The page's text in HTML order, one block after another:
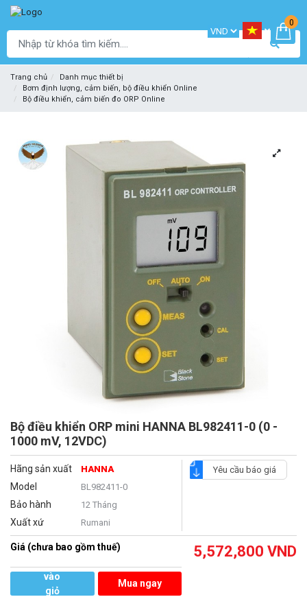
0
Trang chủ
Danh mục thiết bị
Bơm định lượng, cảm biến, bộ điều khiển Online
Bộ điều khiển, cảm biến đo ORP Online
Bộ điều khiển ORP mini HANNA BL982411-0 (0 -
1000 mV, 12VDC)
Hãng sản xuất HANNA
Model BL982411-0
Bảo hành 12 Tháng
Xuất xứ Rumani
Yêu cầu báo giá
Giá (chưa bao gồm thuế) 5,572,800 VND
vào
giỏ
Mua ngay